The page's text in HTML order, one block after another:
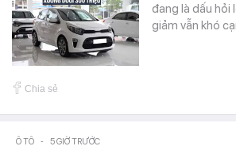
đang là dấu hỏi
giảm vẫn khó
Chia sẻ
Ô TÔ - 5 GIỜ TRƯỚC